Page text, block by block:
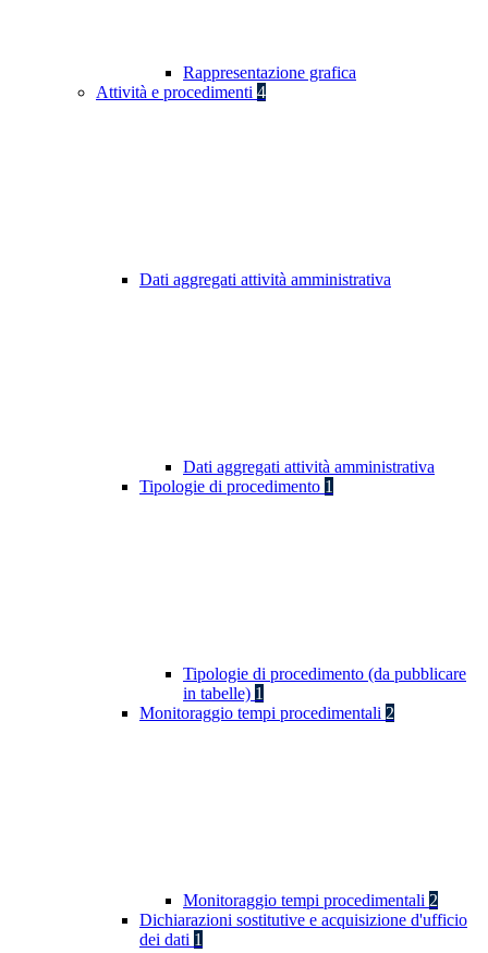
Rappresentazione grafica
Attività e procedimenti 4
Dati aggregati attività amministrativa
Dati aggregati attività amministrativa
Tipologie di procedimento 1
Tipologie di procedimento (da pubblicare
in tabelle) 1
Monitoraggio tempi procedimentali 2
Monitoraggio tempi procedimentali 2
Dichiarazioni sostitutive e acquisizione d'ufficio
dei dati 1